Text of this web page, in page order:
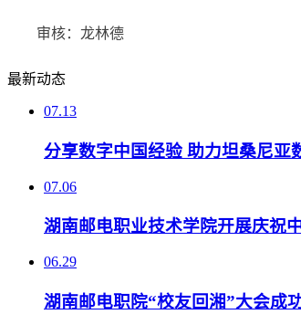
审核：龙林德
最新动态
07.13
分享数字中国经验 助力坦桑尼亚
07.06
湖南邮电职业技术学院开展庆祝
06.29
湖南邮电职院“校友回湘”大会成